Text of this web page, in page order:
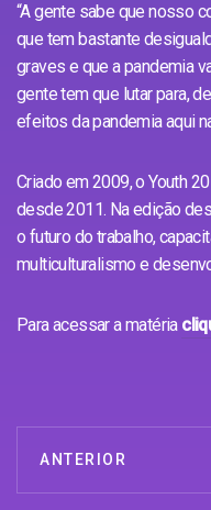
“A gente sabe que nosso
que tem bastante
graves e que a pandemia
gente tem que lutar para,
efeitos da pandemia aqui
Criado em 2009, o Youth
desde 2011. Na edição
o futuro do trabalho,
multiculturalismo e
Para acessar a matéria
ANTERIOR